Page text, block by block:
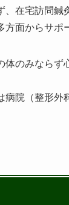
、在宅訪問鍼
方面からサポ
体のみならず
病院（整形